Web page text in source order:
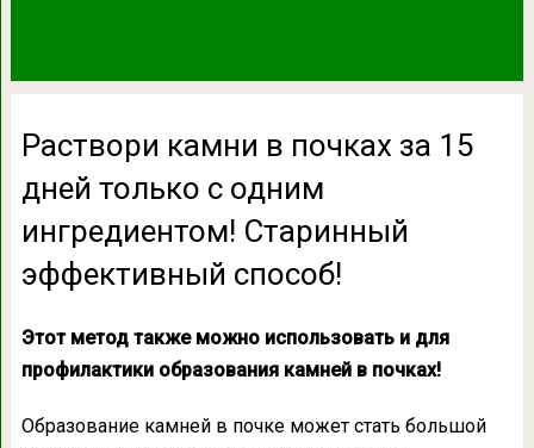
Раствори камни в почках за 15
дней только с одним
ингредиентом! Старинный
эффективный способ!
Этот метод также можно использовать и для
профилактики образования камней в почках!
Образование камней в почке может стать большой